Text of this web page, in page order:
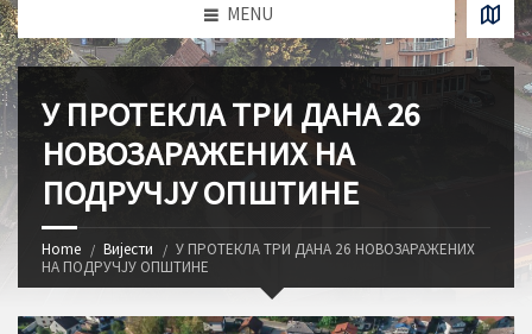
MENU
У ПРОТЕКЛА ТРИ ДАНА 26
НОВОЗАРАЖЕНИХ НА
ПОДРУЧЈУ ОПШТИНЕ
Home Вијести
У ПРОТЕКЛА ТРИ ДАНА 26 НОВОЗАРАЖЕНИХ
НА ПОДРУЧЈУ ОПШТИНЕ